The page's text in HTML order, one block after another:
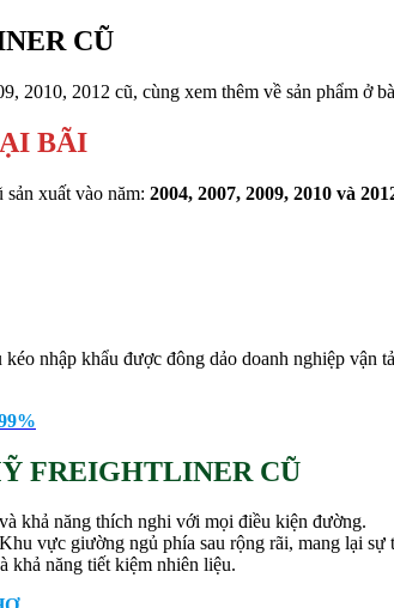
CŨ
2012 cũ, cùng xem thêm về sản phẩm ở
BÃI
xuất vào năm: 2004, 2007, 2009, 2010 và
nhập khẩu được đông dảo doanh nghiệp
FREIGHTLINER CŨ
khả năng thích nghi với mọi điều kiện đường.
vực giường ngủ phía sau rộng rãi, mang lại sự
khả năng tiết kiệm nhiên liệu.